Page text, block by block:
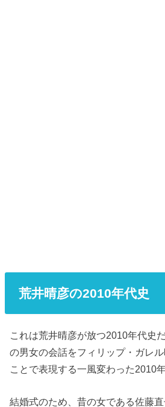
荒井晴彦の2010年代史
これは荒井晴彦が放つ2010年代史
の男女の会話をフィリップ・ガレ
ことで表現する一風変わった2010
結婚式のため、昔の女である佐藤